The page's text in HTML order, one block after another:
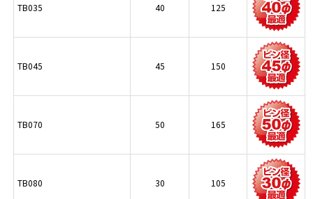
TB035 40 125
TB045 45 150
TB070 50 165
TB080 30 105